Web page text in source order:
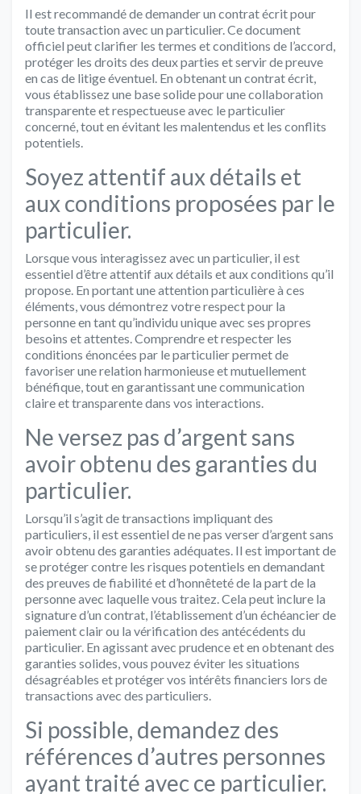
Il est recommandé de demander un contrat écrit pour
toute transaction avec un particulier. Ce document
officiel peut clarifier les termes et conditions de l’accord,
protéger les droits des deux parties et servir de preuve
en cas de litige éventuel. En obtenant un contrat écrit,
vous établissez une base solide pour une collaboration
transparente et respectueuse avec le particulier
concerné, tout en évitant les malentendus et les conflits
potentiels.
Soyez attentif aux détails et
aux conditions proposées par le
particulier.
Lorsque vous interagissez avec un particulier, il est
essentiel d’être attentif aux détails et aux conditions qu’il
propose. En portant une attention particulière à ces
éléments, vous démontrez votre respect pour la
personne en tant qu’individu unique avec ses propres
besoins et attentes. Comprendre et respecter les
conditions énoncées par le particulier permet de
favoriser une relation harmonieuse et mutuellement
bénéfique, tout en garantissant une communication
claire et transparente dans vos interactions.
Ne versez pas d’argent sans
avoir obtenu des garanties du
particulier.
Lorsqu’il s’agit de transactions impliquant des
particuliers, il est essentiel de ne pas verser d’argent sans
avoir obtenu des garanties adéquates. Il est important de
se protéger contre les risques potentiels en demandant
des preuves de fiabilité et d’honnêteté de la part de la
personne avec laquelle vous traitez. Cela peut inclure la
signature d’un contrat, l’établissement d’un échéancier de
paiement clair ou la vérification des antécédents du
particulier. En agissant avec prudence et en obtenant des
garanties solides, vous pouvez éviter les situations
désagréables et protéger vos intérêts financiers lors de
transactions avec des particuliers.
Si possible, demandez des
références d’autres personnes
ayant traité avec ce particulier.